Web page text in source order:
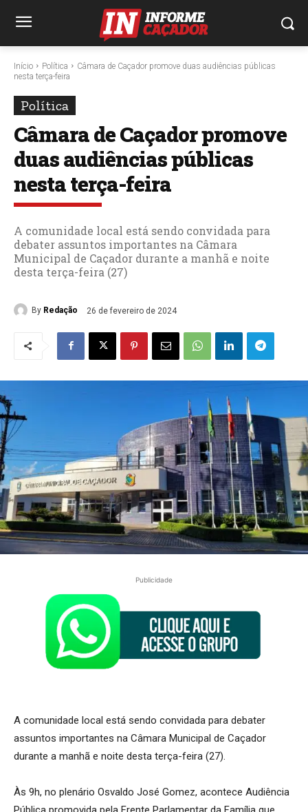
Início Política
Câmara de Caçador promove duas audiências públicas
nesta terça-feira
Política
Câmara de Caçador promove
duas audiências públicas
nesta terça-feira
A comunidade local está sendo convidada para
debater assuntos importantes na Câmara
Municipal de Caçador durante a manhã e noite
desta terça-feira (27)
By Redação 26 de fevereiro de 2024
Publicidade
A comunidade local está sendo convidada para debater
assuntos importantes na Câmara Municipal de Caçador
durante a manhã e noite desta terça-feira (27).
Às 9h, no plenário Osvaldo José Gomez, acontece Audiência